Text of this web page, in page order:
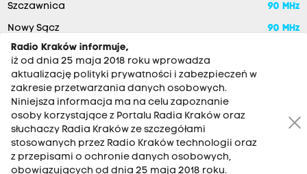
Szczawnica 90 MHz
Nowy Sącz 90 MHz
RADIO KRAKÓW SA. Aleja Juliusza Słowackiego 22, 30-007
Kraków
Radio Kraków informuje,
iż od dnia 25 maja 2018 roku wprowadza
aktualizację polityki prywatności i zabezpieczeń w
zakresie przetwarzania danych osobowych.
Niniejsza informacja ma na celu zapoznanie
osoby korzystające z Portalu Radia Kraków oraz
słuchaczy Radia Kraków ze szczegółami
stosowanych przez Radio Kraków technologii oraz
z przepisami o ochronie danych osobowych,
obowiązujących od dnia 25 maja 2018 roku.